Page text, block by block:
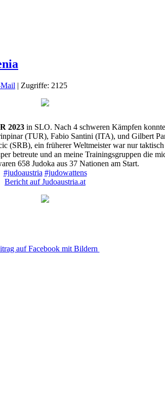
| Zugriffe: 2125
2023in SLO. Nach 4 schweren Kämpfen
(TUR), Fabio Santini (ITA), und Gilbert
(SRB), ein früherer Weltmeisterwar nur
betreute und an meine Trainingsgruppen die
658 Judoka aus 37 Nationen am Start.
#judoaustria #judowattens
Bericht auf Judoaustria.at
auf Facebook mit Bildern